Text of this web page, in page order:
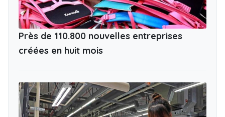
Près de 110.800 nouvelles entreprises
créées en huit mois